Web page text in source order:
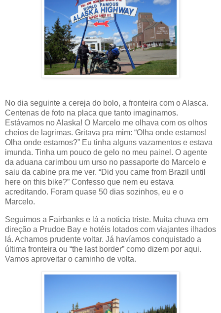
No dia seguinte a cereja do bolo, a fronteira com o Alasca.
Centenas de foto na placa que tanto imaginamos.
Estávamos no Alaska! O Marcelo me olhava com os olhos
cheios de lagrimas. Gritava pra mim: “Olha onde estamos!
Olha onde estamos?” Eu tinha alguns vazamentos e estava
imunda. Tinha um pouco de gelo no meu painel. O agente
da aduana carimbou um urso no passaporte do Marcelo e
saiu da cabine pra me ver. “Did you came from Brazil until
here on this bike?” Confesso que nem eu estava
acreditando. Foram quase 50 dias sozinhos, eu e o
Marcelo.
Seguimos a Fairbanks e lá a noticia triste. Muita chuva em
direção a Prudoe Bay e hotéis lotados com viajantes ilhados
lá. Achamos prudente voltar. Já havíamos conquistado a
última fronteira ou “the last border” como dizem por aqui.
Vamos aproveitar o caminho de volta.